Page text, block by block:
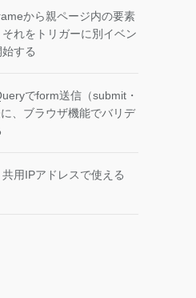
から親ページ内の要素
れをトリガーに別イベン
始する
でform送信（submit・
、ブラウザ機能でバリデ
共用IPアドレスで使える